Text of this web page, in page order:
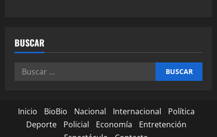
BUSCAR
Inicio BioBio Nacional Internacional
Política
Deporte
Policial Economía
Entretención